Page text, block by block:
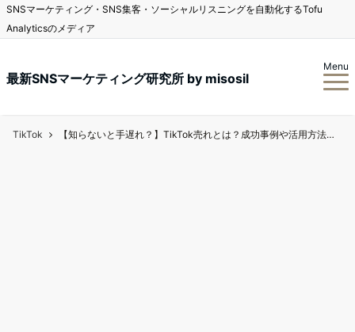
SNSマーケティング・SNS集客・ソーシャルリスニングを自動化するTofu
Analyticsのメディア
最新SNSマーケティング研究所 by misosil
Menu
TikTok 【知らないと手遅れ？】TikTok売れとは？成功事例や活用方法を徹底解説！